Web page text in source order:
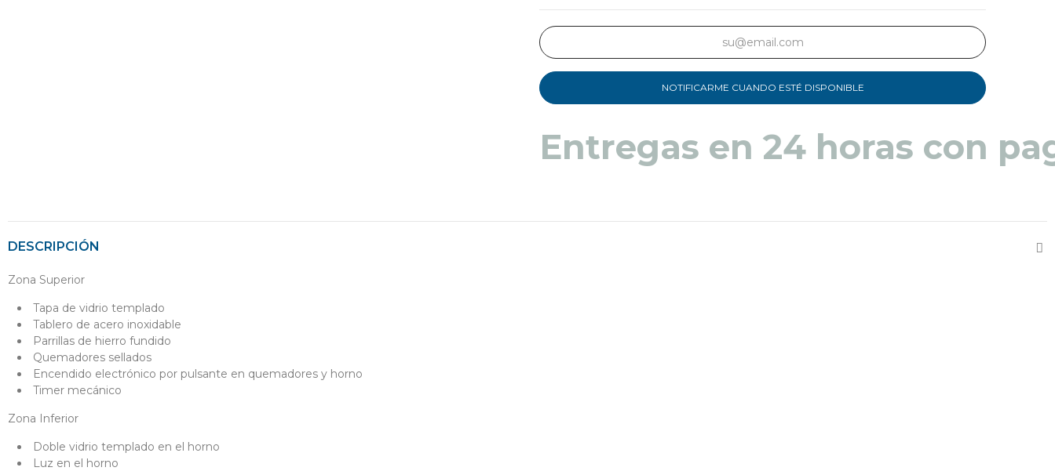
NOTIFICARME CUANDO ESTÉ DISPONIBLE
Entregas en 24 horas con
DESCRIPCIÓN
Zona Superior
Tapa de vidrio templado
Tablero de acero inoxidable
Parrillas de hierro fundido
Quemadores sellados
Encendido electrónico por pulsante en quemadores y horno
Timer mecánico
Zona Inferior
Doble vidrio templado en el horno
Luz en el horno